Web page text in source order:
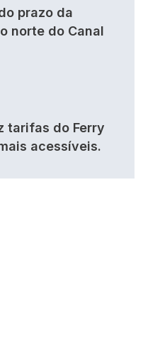
prazo da
norte do Canal
tarifas do Ferry
acessíveis.